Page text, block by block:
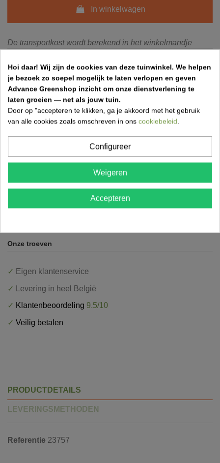
In winkelwagen
De transportkost wordt berekend in het winkelmandje
Hoe bereken ik mijn verzendingskost?
Onze troeven
✓ Eigen klantenservice
✓ Levering in heel België
✓ Klantenbeoordeling 9.5/10
✓ Veilig betalen
PRODUCTDETAILS
LEVERINGSMETHODEN
Referentie 23757
Hoi daar! Wij zijn de cookies van deze tuinwinkel. We helpen
je bezoek zo soepel mogelijk te laten verlopen en geven
Advance Greenshop inzicht om onze dienstverlening te
laten groeien — net als jouw tuin.
Door op "accepteren te klikken, ga je akkoord met het gebruik
van alle cookies zoals omschreven in ons cookiebeleid.
Configureer
Weigeren
Accepteren